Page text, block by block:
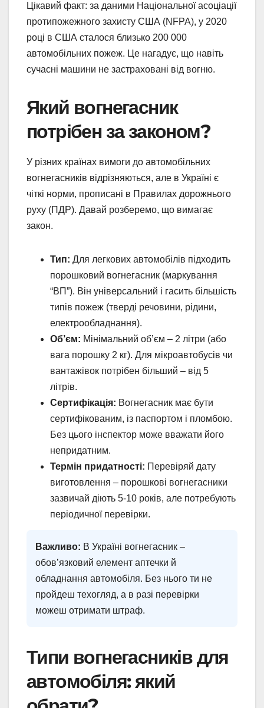
Цікавий факт: за даними Національної асоціації
протипожежного захисту США (NFPA), у 2020
році в США сталося близько 200 000
автомобільних пожеж. Це нагадує, що навіть
сучасні машини не застраховані від вогню.
Який вогнегасник
потрібен за законом?
У різних країнах вимоги до автомобільних
вогнегасників відрізняються, але в Україні є
чіткі норми, прописані в Правилах дорожнього
руху (ПДР). Давай розберемо, що вимагає
закон.
Тип: Для легкових автомобілів підходить
порошковий вогнегасник (маркування
“ВП”). Він універсальний і гасить більшість
типів пожеж (тверді речовини, рідини,
електрообладнання).
Об’єм: Мінімальний об’єм – 2 літри (або
вага порошку 2 кг). Для мікроавтобусів чи
вантажівок потрібен більший – від 5
літрів.
Сертифікація: Вогнегасник має бути
сертифікованим, із паспортом і пломбою.
Без цього інспектор може вважати його
непридатним.
Термін придатності: Перевіряй дату
виготовлення – порошкові вогнегасники
зазвичай діють 5-10 років, але потребують
періодичної перевірки.
Важливо: В Україні вогнегасник –
обов’язковий елемент аптечки й
обладнання автомобіля. Без нього ти не
пройдеш техогляд, а в разі перевірки
можеш отримати штраф.
Типи вогнегасників для
автомобіля: який